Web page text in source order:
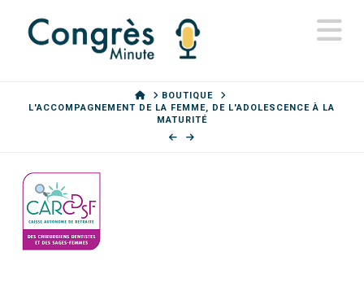
HOMEBOUTIQUE
L'ACCOMPAGNEMENT DE LA FEMME, DE L'ADOLESCENCE À LA
MATURITÉ